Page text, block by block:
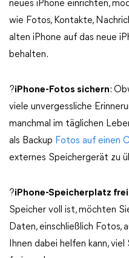
neues iPhone einrichten,
wie Fotos, Kontakte,
alten iPhone auf das neue
behalten.
?iPhone-Fotos sichern:
viele unvergessliche
manchmal im täglichen
als Backup Fotos auf einen
externes Speichergerät zu
?iPhone-Speicherplatz
Speicher voll ist, möchten
Daten, einschließlich Fotos,
Ihnen dabei helfen kann,